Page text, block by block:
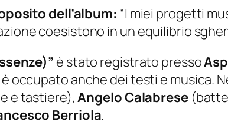
dell’album: “I miei progetti
coesistono in un equilibrio
è stato registrato presso
è occupato anche dei testi e musica.
e tastiere),Angelo Calabrese
Berriola.